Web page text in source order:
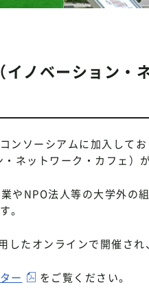
ノベーション・
ンソーシアムに加入して
ネットワーク・カフェ）
NPO法人等の大学外の
。
たオンラインで開催され
ー をご覧ください。